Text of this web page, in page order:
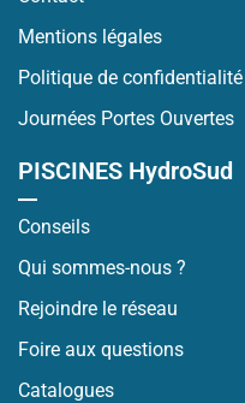
Mentions légales
Politique de confidentialité
Journées Portes Ouvertes
PISCINES HydroSud
Conseils
Qui sommes-nous ?
Rejoindre le réseau
Foire aux questions
Catalogues